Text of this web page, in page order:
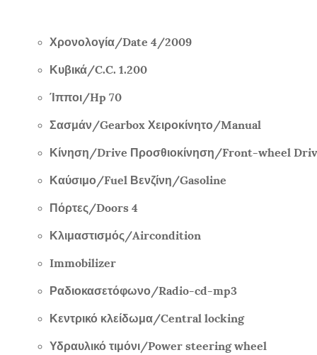
Χρονολογία/Date 4/2009
Κυβικά/C.C. 1.200
Ίπποι/Hp 70
Σασμάν/GearboxΧειροκίνητο/Manual
Κίνηση/Drive Προσθιοκίνηση/Front-wheel
Καύσιμο/Fuel Βενζίνη/Gasoline
Πόρτες/Doors 4
Κλιμαστισμός/Aircondition
Immobilizer
Ραδιοκασετόφωνο/Radio-cd-mp3
Κεντρικό κλείδωμα/Central locking
Υδραυλικό τιμόνι/Power steering wheel